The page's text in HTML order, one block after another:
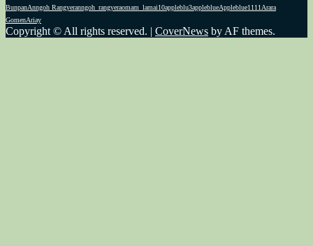
BunpanAnngoh Rangyeranngoh_rangyeraomam_lamai10appleblu3appleblueAppleblue1111 Arara
GomenAriay
Copyright © All rights reserved. | CoverNews by AF themes.